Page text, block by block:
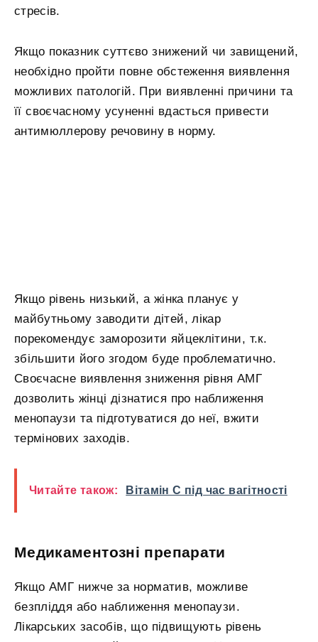
стресів.
Якщо показник суттєво знижений чи завищений,
необхідно пройти повне обстеження виявлення
можливих патологій. При виявленні причини та
її своєчасному усуненні вдасться привести
антимюллерову речовину в норму.
Якщо рівень низький, а жінка планує у
майбутньому заводити дітей, лікар
порекомендує заморозити яйцеклітини, т.к.
збільшити його згодом буде проблематично.
Своєчасне виявлення зниження рівня АМГ
дозволить жінці дізнатися про наближення
менопаузи та підготуватися до неї, вжити
термінових заходів.
Читайте також: Вітамін С під час вагітності
Медикаментозні препарати
Якщо АМГ нижче за норматив, можливе
безпліддя або наближення менопаузи.
Лікарських засобів, що підвищують рівень